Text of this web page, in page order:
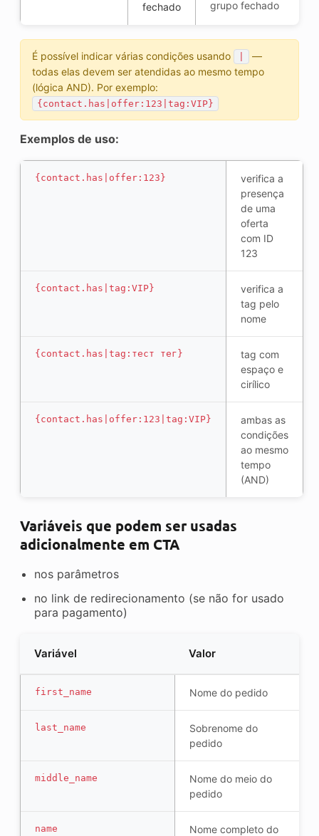
fechado
grupo fechado
É possível indicar várias condições usando
—
todas elas devem ser atendidas ao mesmo tempo
(lógica AND). Por exemplo:
{contact.has|offer:123|tag:VIP}
Exemplos de uso:
{contact.has|offer:123}
verifica a
presença
de uma
oferta
com ID
123
{contact.has|tag:VIP}
verifica a
tag pelo
nome
{contact.has|tag:тест тег}
tag com
espaço e
cirílico
{contact.has|offer:123|tag:VIP}
ambas as
condições
ao mesmo
tempo
(AND)
Variáveis que podem ser usadas
adicionalmente em CTA
nos parâmetros
no link de redirecionamento (se não for usado
para pagamento)
Variável Valor
first_name Nome do pedido
last_name
Sobrenome do
pedido
middle_name
Nome do meio do
pedido
name
Nome completo do